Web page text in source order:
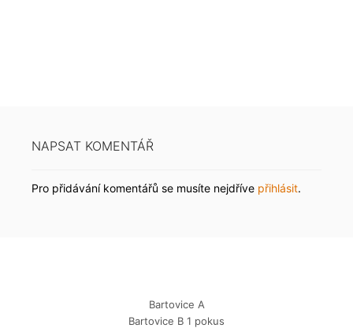
NAPSAT KOMENTÁŘ
Pro přidávání komentářů se musíte nejdříve přihlásit.
Bartovice A
Bartovice B 1 pokus